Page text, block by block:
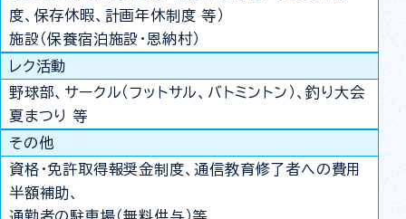
度、保存休暇、計画年休制度 等）
施設（保養宿泊施設・恩納村）
レク活動
野球部、サークル（フットサル、バトミントン）、釣り大会
夏まつり 等
その他
資格・免許取得報奨金制度、通信教育修了者への費用
半額補助、